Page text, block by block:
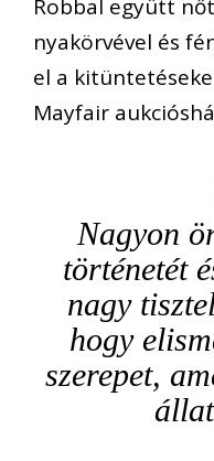
Robbal együtt
nyakörvével és
el a
Mayfair
Nagyon
történetét
nagy
hogy
szerepet,